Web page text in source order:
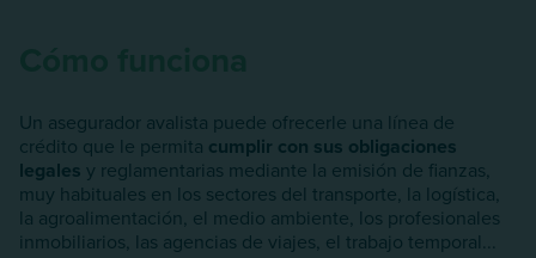
Un asegurador avalista puede ofrecerle una línea de
crédito que le permita cumplir con sus obligaciones
legales y reglamentarias mediante la emisión de fianzas,
muy habituales en los sectores del transporte, la logística,
la agroalimentación, el medio ambiente, los profesionales
inmobiliarios, las agencias de viajes, el trabajo temporal...